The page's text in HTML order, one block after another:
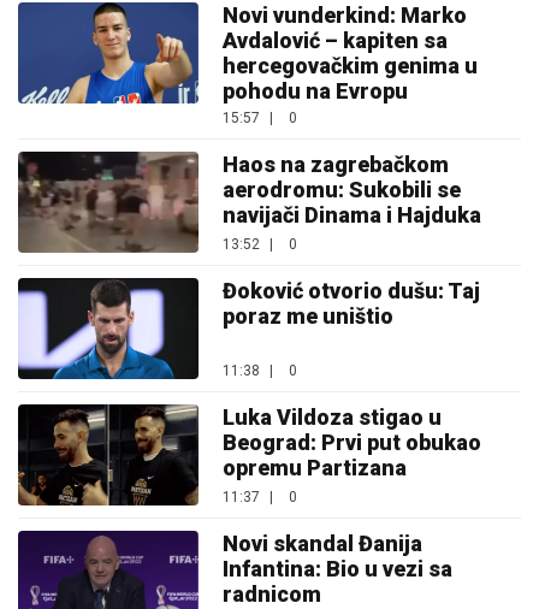
Novi vunderkind: Marko
Avdalović – kapiten sa
hercegovačkim genima u
pohodu na Evropu
15:57 | 0
Haos na zagrebačkom
aerodromu: Sukobili se
navijači Dinama i Hajduka
13:52 | 0
Đoković otvorio dušu: Taj
poraz me uništio
11:38 0
Luka Vildoza stigao u
Beograd: Prvi put obukao
opremu Partizana
11:37 0
Novi skandal Đanija
Infantina: Bio u vezi sa
radnicom